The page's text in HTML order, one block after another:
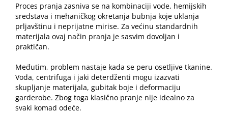
Proces pranja zasniva se na kombinaciji vode, hemijskih
sredstava i mehaničkog okretanja bubnja koje uklanja
prljavštinu i neprijatne mirise. Za većinu standardnih
materijala ovaj način pranja je sasvim dovoljan i
praktičan.
Međutim, problem nastaje kada se peru osetljive tkanine.
Voda, centrifuga i jaki deterdženti mogu izazvati
skupljanje materijala, gubitak boje i deformaciju
garderobe. Zbog toga klasično pranje nije idealno za
svaki komad odeće.